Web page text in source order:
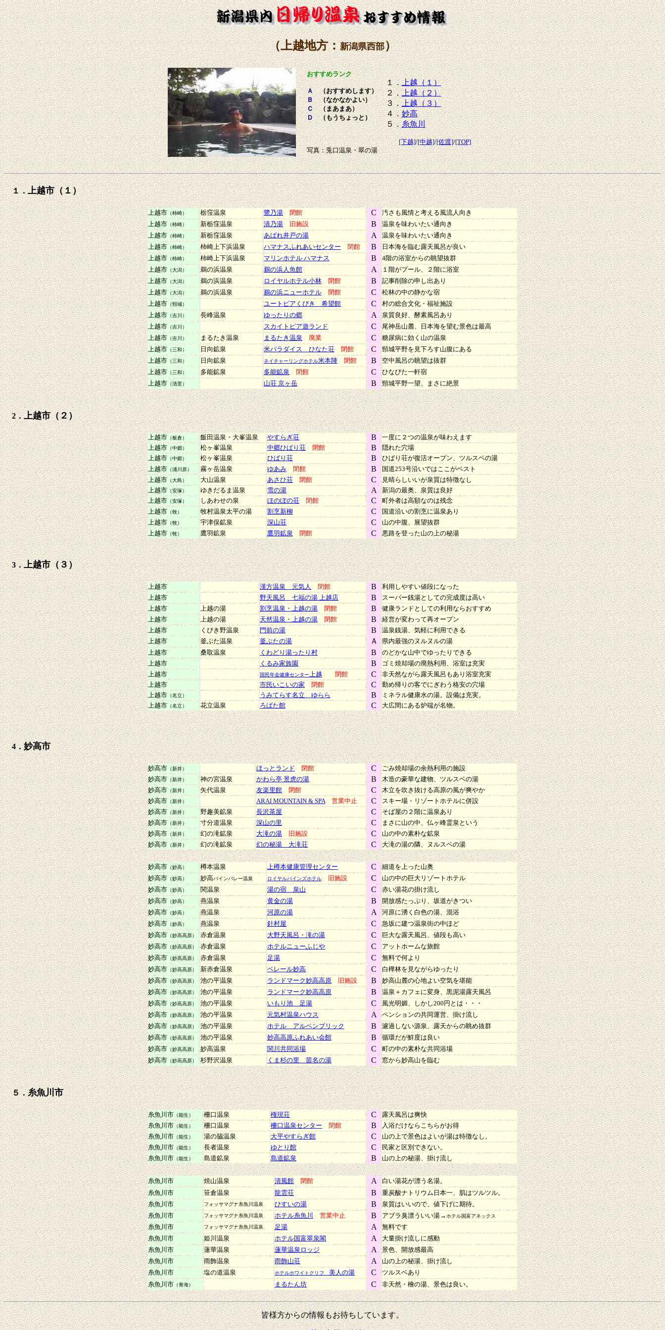
（上越地方：新潟県西部）
おすすめランク
Ａ（おすすめします）
Ｂ（なかなかよい）
Ｃ（まあまあ）
Ｄ（もうちょっと）
写真：兎口温泉・翠の湯
１．上越（１）
２．上越（２）
３．上越（３）
４．妙高
５．糸魚川
[下越]/[中越]/[佐渡]/[TOP]
１．上越市（１）
上越市 （柿崎） 栃窪温泉 鷺乃湯 閉館 C
汚さも風情と考える風流人向き
上越市 （柿崎） 新栃窪温泉 清乃湯 旧施設 B
温泉を味わいたい通向き
上越市 （柿崎） 新栃窪温泉 あばれ井戸の湯 A
温泉を味わいたい通向き
上越市 （柿崎） 柿崎上下浜温泉 ハマナスふれあいセンター 閉館 B
日本海を臨む露天風呂が良い
上越市 （柿崎） 柿崎上下浜温泉 マリンホテル ハマナス B
4階の浴室からの眺望抜群
上越市 （大潟） 鵜の浜温泉 鵜の浜人魚館 A
１階がプール、２階に浴室
上越市 （大潟） 鵜の浜温泉 ロイヤルホテル小林 閉館 B
記事削除の申し出あり
上越市 （大潟） 鵜の浜温泉 鵜の浜ニューホテル 閉館 C
松林の中の静かな宿
上越市 （頸城） ユートピアくびき 希望館 C
村の総合文化・福祉施設
上越市 （吉川） 長峰温泉 ゆったりの郷 A
泉質良好、酵素風呂あり
上越市 （吉川） スカイトピア遊ランド C
尾神岳山麓、日本海を望む景色は最高
上越市 （吉川） まるたき温泉 まるたき温泉 廃業 C
糖尿病に効く山の温泉
上越市 （三和） 日向鉱泉 米パラダイス ひなた荘 閉館 C
頸城平野を見下ろす山腹にある
上越市 （三和） 日向鉱泉 ネイチャーリングホテル米本陣 閉館 B
空中風呂の眺望は抜群
上越市 （三和） 多能鉱泉 多能鉱泉 閉館 C
ひなびた一軒宿
上越市 （清里） 山荘 京ヶ岳 B 頸城平野一望、まさに絶景
2．上越市（２）
上越市 （板倉） 飯田温泉・大峯温泉 やすらぎ荘 B
一度に２つの温泉が味わえます
上越市 （中郷） 松ヶ峯温泉 中郷ひばり荘 閉館 B
隠れた穴場
上越市 （中郷） 松ヶ峯温泉 ひばり荘 B
ひばり荘が復活オープン、ツルスベの湯
上越市 （浦川原） 霧ヶ岳温泉 ゆあみ 閉館 B
国道253号沿いではここがベスト
上越市 （大島） 大山温泉 あさひ荘 閉館 C
見晴らしいいが泉質は特徴なし
上越市 （安塚） ゆきだるま温泉 雪の湯 A
新潟の最奥、泉質は良好
上越市 （安塚） しあわせの泉 ほのぼの荘 閉館 C
町外者は高額なのは残念
上越市 （牧） 牧村温泉太平の湯 割烹新柳 C
国道沿いの割烹に温泉あり
上越市 （牧） 宇津俣鉱泉 深山荘 C
山の中腹、展望抜群
上越市 （牧） 鷹羽鉱泉 鷹羽鉱泉 閉館 C 悪路を登った山の上の秘湯
3．上越市（３）
上越市 漢方温泉 元気人 閉館 B
利用しやすい値段になった
上越市
野天風呂 七福の湯 上越店 B
スーパー銭湯としての完成度は高い
上越市
上越の湯 割烹温泉・上越の湯 閉館 B
健康ランドとしての利用ならおすすめ
上越市
上越の湯 天然温泉・上越の湯 閉館 B
経営が変わって再オープン
上越市
くびき野温泉 門前の湯 B
温泉銭湯、気軽に利用できる
上越市
釜ぶた温泉 釜ぶたの湯 Ａ
県内最強のヌルヌルの湯
上越市
桑取温泉 くわどり湯ったり村 B
のどかな山中でゆったりできる
上越市
くるみ家族園 B
ゴミ焼却場の廃熱利用、浴室は充実
上越市
国民年金健康センター上越 閉館 C
非天然ながら露天風呂もあり浴室充実
上越市
市民いこいの家 閉館 C
勤め帰りの客でにぎわう格安の穴場
上越市 （名立） うみてらす名立 ゆらら B
ミネラル健康水の湯。設備は充実。
上越市 （名立） 花立温泉 ろばた館 C 大広間にある炉端が名物。
4．妙高市
妙高市 （新井） ほっとランド 閉館 C
ごみ焼却場の余熱利用の施設
妙高市 （新井） 神の宮温泉 かわら亭 景虎の湯 B
木造の豪華な建物、ツルスベの湯
妙高市 （新井） 矢代温泉 友楽里館 閉館 C
木立を吹き抜ける高原の風が爽やか
妙高市 （新井） ARAI MOUNTAIN & SPA 営業中止 C
スキー場・リゾートホテルに併設
妙高市 （新井） 野趣美鉱泉 長沢茶屋 C
そば屋の２階に温泉あり
妙高市 （新井） 寸分道温泉 深山の里 C
まさに山の中、仏ヶ峰霊泉という
妙高市 （新井） 幻の滝鉱泉 大滝の湯 旧施設 C
山の中の素朴な鉱泉
妙高市 （新井） 幻の滝鉱泉 幻の秘湯 大滝荘 C 大滝の湯の隣、ヌルスベの湯
妙高市 （妙高） 樽本温泉 上樽本健康管理センター C
細道を上った山奥
妙高市 （妙高） 妙高パインバレー温泉 ロイヤルパインズホテル 旧施設 C
山の中の巨大リゾートホテル
妙高市 （妙高） 関温泉 湯の宿 泉山 C
赤い湯花の掛け流し
妙高市 （妙高） 燕温泉 黄金の湯 B
開放感たっぷり、坂道がきつい
妙高市 （妙高） 燕温泉 河原の湯 A
河原に湧く白色の湯、混浴
妙高市 （妙高） 燕温泉 針村屋 C
急坂に建つ温泉街の中ほど
妙高市 （妙高高原） 赤倉温泉 大野天風呂・滝の湯 C
巨大な露天風呂、値段も高い
妙高市 （妙高高原） 赤倉温泉 ホテルニューふじや C
アットホームな旅館
妙高市 （妙高高原） 赤倉温泉 足湯 C
無料で何より
妙高市 （妙高高原） 新赤倉温泉 ベレール妙高 C
白樺林を見ながらゆったり
妙高市 （妙高高原） 池の平温泉 ランドマーク妙高高原 旧施設 B
妙高山麓の心地よい空気を堪能
妙高市 （妙高高原） 池の平温泉 ランドマーク妙高高原 B
温泉＋カフェに変身、黒泥湯露天風呂
妙高市 （妙高高原） 池の平温泉 いもり池 足湯 C
風光明媚、しかし200円とは・・・
妙高市 （妙高高原） 池の平温泉 元気村温泉ハウス A
ペンションの共同運営、掛け流し
妙高市 （妙高高原） 池の平温泉 ホテル アルペンブリック B
濾過しない源泉、露天からの眺め抜群
妙高市 （妙高高原） 池の平温泉 妙高高原ふれあい会館 B
循環だが鮮度は良い
妙高市 （妙高高原） 妙高温泉 関川共同浴場 C
町の中の素朴な共同浴場
妙高市 （妙高高原） 杉野沢温泉 くま杉の里 苗名の湯 C 窓から妙高山を臨む
５．糸魚川市
糸魚川市 （能生） 柵口温泉 権現荘 C
露天風呂は爽快
糸魚川市 （能生） 柵口温泉 柵口温泉センター 閉館 B
入浴だけならこちらがお得
糸魚川市 （能生） 湯の脇温泉 大平やすらぎ館 C
山の上で景色はよいが湯は特徴なし。
糸魚川市 （能生） 長者温泉 ゆとり館 C
民家と区別できない。
糸魚川市 （能生） 島道鉱泉 島道鉱泉 B 山の上の秘湯、掛け流し
糸魚川市 焼山温泉 清風館 閉館 A
白い湯花が漂う名湯。
糸魚川市
笹倉温泉 龍雲荘 B
重炭酸ナトリウム日本一、肌はツルツル。
糸魚川市
フォッサマグナ糸魚川温泉 ひすいの湯 B
泉質はいいので、値下げに期待。
糸魚川市
フォッサマグナ糸魚川温泉 ホテル糸魚川 営業中止 B アブラ臭漂ういい湯→ ホテル国富アネックス
糸魚川市 フォッサマグナ糸魚川温泉 足湯 A
無料です
糸魚川市
姫川温泉 ホテル国富翠泉閣 A
大量掛け流しに感動
糸魚川市
蓮華温泉 蓮華温泉ロッジ A
景色、開放感最高
糸魚川市
雨飾温泉 雨飾山荘 A
山の上の秘湯、掛け流し
糸魚川市
塩の道温泉 ホテルホワイトクリフ 美人の湯 C
ツルスベあり
糸魚川市 （青海） まるたん坊 C 非天然・檜の湯、景色は良い。
皆様方からの情報もお待ちしています。